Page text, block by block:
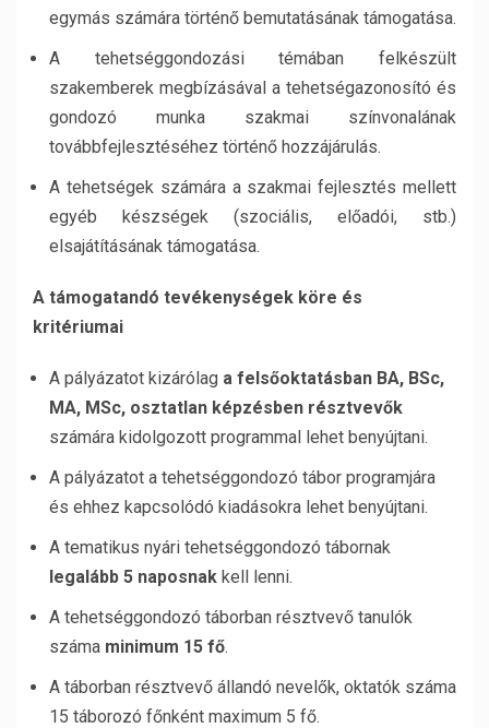
egymás számára történő bemutatásának támogatása.
A tehetséggondozási témában felkészült
szakemberek megbízásával a tehetségazonosító és
gondozó munka szakmai színvonalának
továbbfejlesztéséhez történő hozzájárulás.
A tehetségek számára a szakmai fejlesztés mellett
egyéb készségek (szociális, előadói, stb.)
elsajátításának támogatása.
A támogatandó tevékenységek köre és
kritériumai
A pályázatot kizárólag a felsőoktatásban BA, BSc,
MA, MSc, osztatlan képzésben résztvevők
számára kidolgozott programmal lehet benyújtani.
A pályázatot a tehetséggondozó tábor programjára
és ehhez kapcsolódó kiadásokra lehet benyújtani.
A tematikus nyári tehetséggondozó tábornak
legalább 5 naposnak kell lenni.
A tehetséggondozó táborban résztvevő tanulók
száma minimum 15 fő.
A táborban résztvevő állandó nevelők, oktatók száma
15 táborozó főnként maximum 5 fő.